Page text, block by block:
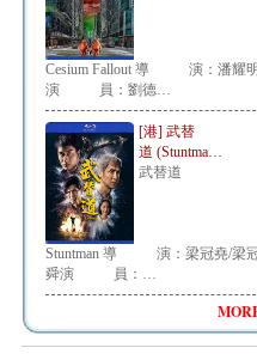
Cesium Fallout 導 演：潘耀明
演 員：劉德…
[港] 武替
道 (Stuntma…
武替道
Stuntman 導 演：梁冠堯/梁
舜演 員：…